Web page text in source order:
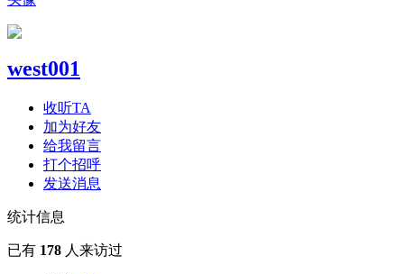
west001
收听TA
加为好友
给我留言
打个招呼
发送消息
统计信息
已有 178 人来访过